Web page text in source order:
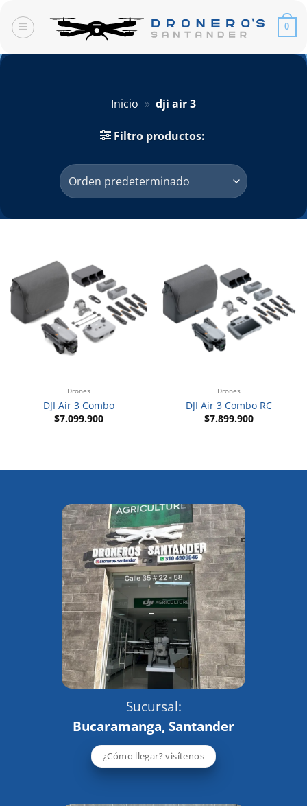
contenido
0
Inicio » dji air 3
Filtro productos:
Drones
DJI Air 3 Combo
$7.099.900
Drones
DJI Air 3 Combo RC
$7.899.900
Sucursal:
Bucaramanga, Santander
¿Cómo llegar? visítenos